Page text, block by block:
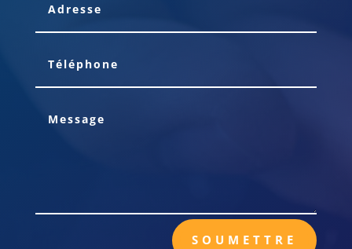
SOUMETTRE